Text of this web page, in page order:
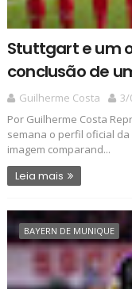
Stuttgart e um
conclusão de
Guilherme Costa
3/
Por Guilherme Costa
semana o perfil oficial
imagem comparand...
Leia mais
BAYERN DE MUNIQUE